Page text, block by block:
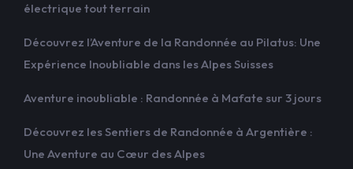
électrique tout terrain
Découvrez l’Aventure de la Randonnée au Pilatus: Une
Expérience Inoubliable dans les Alpes Suisses
Aventure inoubliable : Randonnée à Mafate sur 3 jours
Découvrez les Sentiers de Randonnée à Argentière :
Une Aventure au Cœur des Alpes